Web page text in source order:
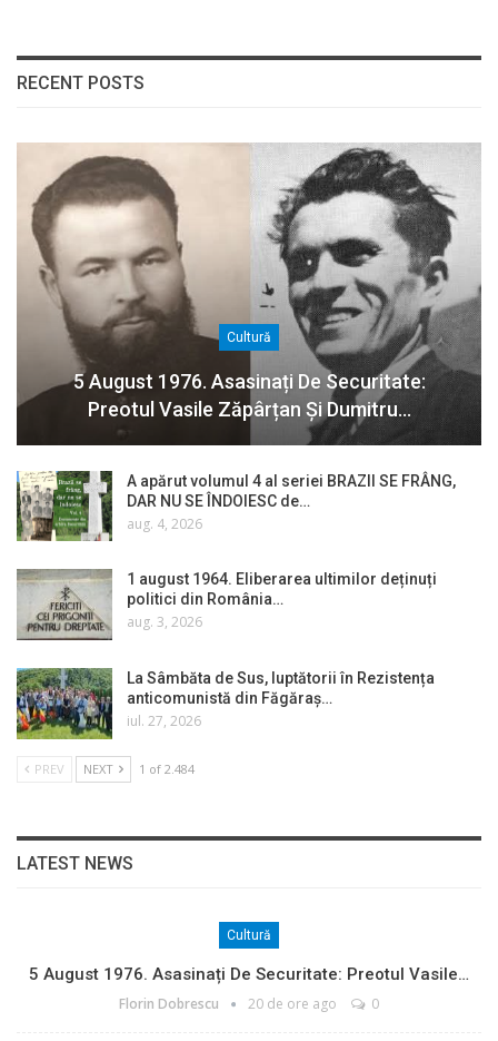
RECENT POSTS
Cultură
5 August 1976. Asasinați De Securitate:
Preotul Vasile Zăpârțan Și Dumitru…
A apărut volumul 4 al seriei BRAZII SE FRÂNG,
DAR NU SE ÎNDOIESC de…
aug. 4, 2026
1 august 1964. Eliberarea ultimilor deținuți
politici din România…
aug. 3, 2026
La Sâmbăta de Sus, luptătorii în Rezistența
anticomunistă din Făgăraș…
iul. 27, 2026
PREV NEXT 1 of 2.484
LATEST NEWS
Cultură
5 August 1976. Asasinați De Securitate: Preotul Vasile…
Florin Dobrescu 20 de ore ago 0